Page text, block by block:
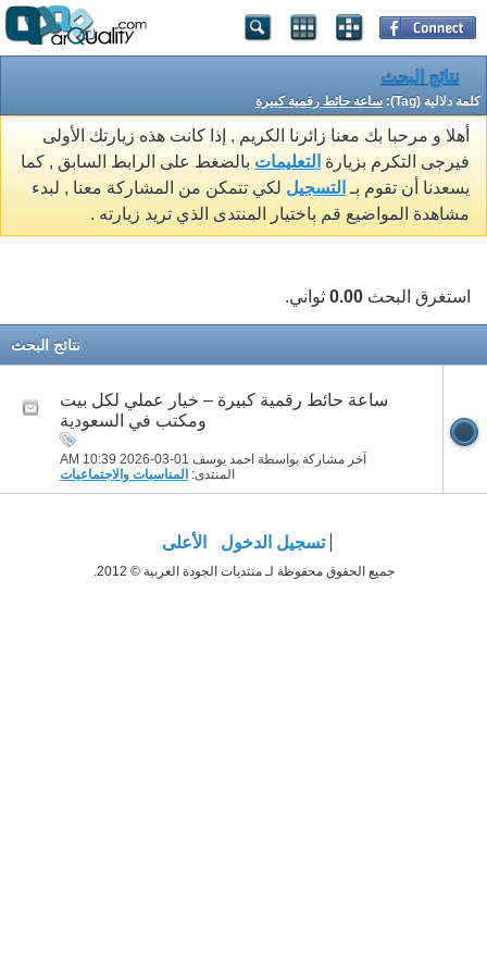
نتائج البحث
كلمة دلالية (Tag): ساعة حائط رقمية كبيرة
أهلا و مرحبا بك معنا زائرنا الكريم , إذا كانت هذه زيارتك الأولى
فيرجى التكرم بزيارة التعليمات بالضغط على الرابط السابق , كما
يسعدنا أن تقوم بـ التسجيل لكي تتمكن من المشاركة معنا , لبدء
مشاهدة المواضيع قم باختيار المنتدى الذي تريد زيارته .
استغرق البحث 0.00 ثواني.
نتائج البحث
ساعة حائط رقمية كبيرة – خيار عملي لكل بيت
ومكتب في السعودية
آخر مشاركة بواسطة احمد يوسف 01-03-2026
10:39 AM
المنتدى: المناسبات والاجتماعيات
تسجيل الدخول الأعلى
جميع الحقوق محفوظة لـ منتديات الجودة العربية © 2012.